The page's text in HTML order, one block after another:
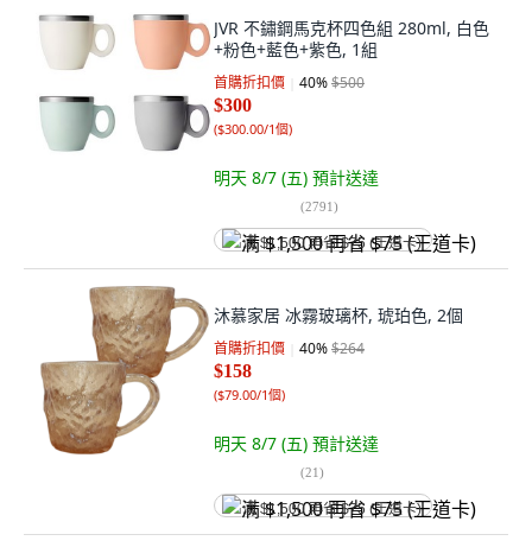
JVR 不鏽鋼馬克杯四色組 280ml, 白色
+粉色+藍色+紫色, 1組
首購折扣價 40%$500
$300
($300.00/1個)
明天 8/7 (五) 預計送達
(2791)
满 $1,500 再省 $75 (王道卡)
沐慕家居 冰霧玻璃杯, 琥珀色, 2個
首購折扣價 40%$264
$158
($79.00/1個)
明天 8/7 (五) 預計送達
(21)
满 $1,500 再省 $75 (王道卡)